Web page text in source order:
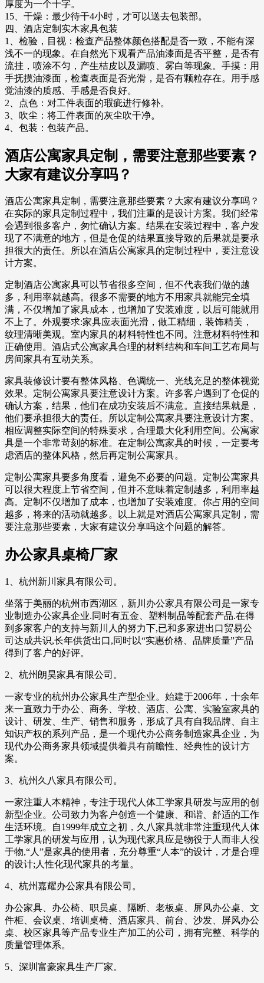
厚度为一个十字。
15、干燥：最少待干4小时，才可以送去包装部。
四、酒店定制实木家具包装
1、检验，目视：检查产品整体颜色搭配是否一致，不能有深
浅不一的现象。在自然光下观看产品油漆面是否平整，是否有
流挂，喷涂不匀，产生桔皮以及漏喷、雾白等现象。手摸：用
手抚摸油漆面，检查表面是否光滑，是否有颗粒存在。用手感
觉油漆的质感、手感是否良好。
2、点色：对工件表面的瑕疵进行修补。
3、吹尘：将工件表面的灰尘吹干净。
4、包装：包装产品。
酒店公寓家具定制，需要注意那些要素？
大家有建议分享吗？
酒店公寓家具定制，需要注意那些要素？大家有建议分享吗？
在实际的家具定制过程中，我们注重的是设计方案。我们经常
会遇到很多客户，匆忙确认方案。结果在安装过程中，客户发
现了不满意的地方，但是仓促的结果直接导致的后果就是要承
担很大的责任。所以在酒店公寓家具的定制过程中，要注意设
计方案。
定制酒店公寓家具可以节省很多空间，但不代表我们做的越
多，利用率就越高。很多不需要的地方不用家具就能完全填
满，不仅增加了家具成本，也增加了安装难度，以后可能就用
不上了。外观要求:家具应表面光滑，做工精细，装饰精美，
纹理清晰美观。室内家具的材料特性也不同。注意材料特性和
正确使用。酒店式公寓家具合理的材料结构和车间工艺布局与
房间家具有互动关系。
家具装修设计要有整体风格、色调统一、光线充足的整体视觉
效果。定制公寓家具要注意设计方案。许多客户遇到了仓促的
确认方案，结果，他们在成功安装后不满意。直接结果就是，
他们要承担很大的责任。所以定制公寓家具要注意设计方案。
相应调整实际空间的特殊要求，合理最大化利用空间。公寓家
具是一个非常苛刻的标准。在定制公寓家具的时候，一定要考
虑酒店的整体风格，然后再定制公寓家具。
定制公寓家具要多角度看，避免不必要的问题。定制公寓家具
可以很大程度上节省空间，但并不意味着定制越多，利用率越
高。定制不仅增加了成本，也增加了安装难度。你占用的空间
越多，将来的活动就越多。以上就是对酒店公寓家具定制，需
要注意那些要素，大家有建议分享吗这个问题的解答。
办公家具桌椅厂家
1、杭州新川家具有限公司。
坐落于美丽的杭州市西湖区，新川办公家具有限公司是一家专
业制造办公家具企业.同时有五金、塑料制品等配套产品.在得
到多家客户的支持与新川人的努力下,已和多家进出口贸易公
司达成共识,长年供货出口,同时以“实惠价格、品牌质量”产品
得到了客户的好评。
2、杭州朗昊家具有限公司。
一家专业的杭州办公家具生产型企业。始建于2006年，十余年
来一直致力于办公、商务、学校、酒店、公寓、实验室家具的
设计、研发、生产、销售和服务，形成了具有自我品牌、自主
知识产权的系列产品，是一个现代办公商务制造家具企业，为
现代办公商务家具领域提供着具有前瞻性、经典性的设计方
案。
3、杭州久八家具有限公司。
一家注重人本精神，专注于现代人体工学家具研发与应用的创
新型企业。公司致力为客户创造一个健康、和谐、舒适的工作
生活环境。自1999年成立之初，久八家具就非常注重现代人体
工学家具的研发与应用，认为现代家具应是物役于人而非人役
于物,“人”是家具的使用者，充分尊重“人本”的设计，才是合理
的设计;人性化现代家具的考量。
4、杭州嘉耀办公家具有限公司。
办公家具、办公椅、职员桌、隔断、老板桌、屏风办公桌、文
件柜、会议桌、培训桌椅、酒店家具、前台、沙发、屏风办公
桌、校区家具等产品专业生产加工的公司，拥有完整、科学的
质量管理体系。
5、深圳富豪家具生产厂家。